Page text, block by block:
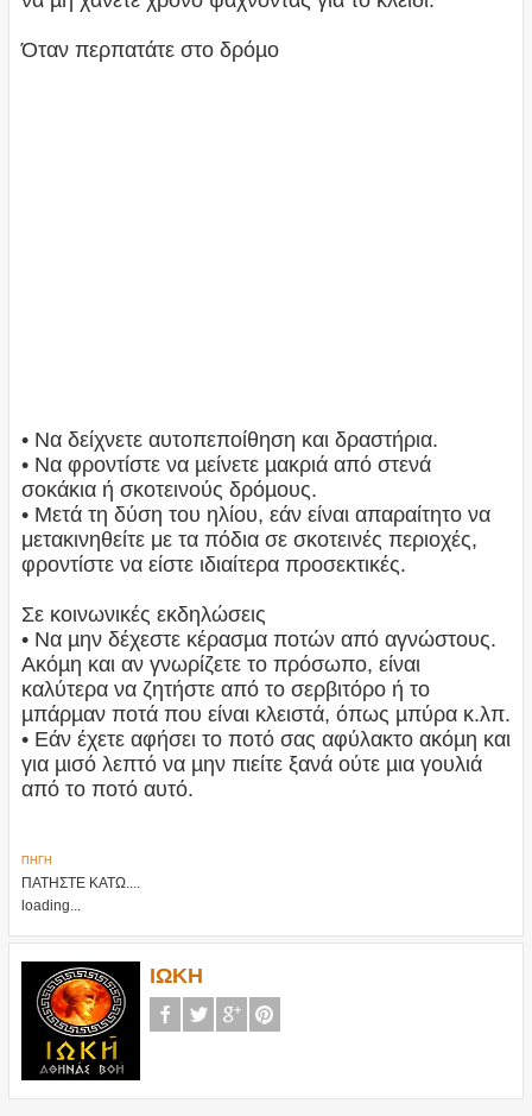
Όταν περπατάτε στο δρόµο
• Να δείχνετε αυτοπεποίθηση και δραστήρια.
• Να φροντίστε να µείνετε µακριά από στενά
σοκάκια ή σκοτεινούς δρόµους.
• Μετά τη δύση του ηλίου, εάν είναι απαραίτητο να
μετακινηθείτε με τα πόδια σε σκοτεινές περιοχές,
φροντίστε να είστε ιδιαίτερα προσεκτικές.
Σε κοινωνικές εκδηλώσεις
• Να µην δέχεστε κέρασµα ποτών από αγνώστους.
Ακόµη και αν γνωρίζετε το πρόσωπο, είναι
καλύτερα να ζητήστε από το σερβιτόρο ή το
µπάρµαν ποτά που είναι κλειστά, όπως µπύρα κ.λπ.
• Εάν έχετε αφήσει το ποτό σας αφύλακτο ακόµη και
για µισό λεπτό να µην πιείτε ξανά ούτε µια γουλιά
από το ποτό αυτό.
ΠΗΓΗ
ΠΑΤΗΣΤΕ ΚΑΤΩ....
loading...
ΙΩΚΗ